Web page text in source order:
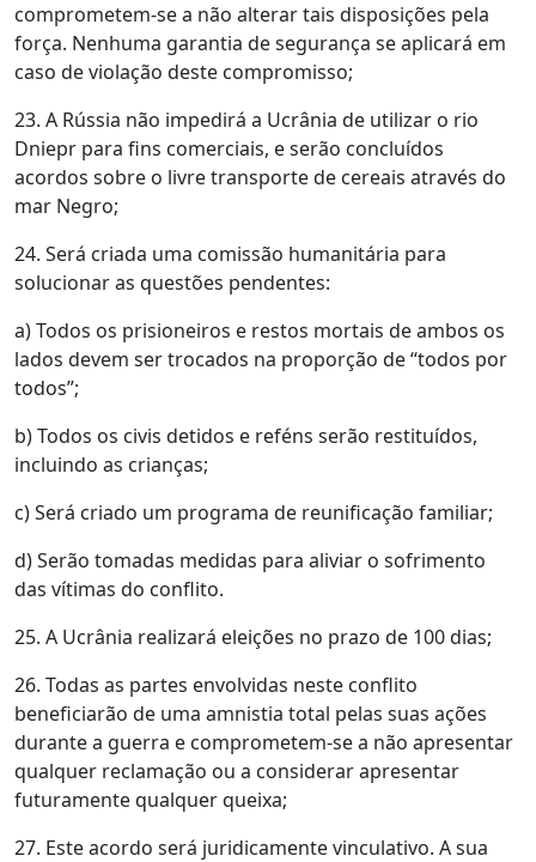
comprometem-se a não alterar tais disposições pela
força. Nenhuma garantia de segurança se aplicará em
caso de violação deste compromisso;
23. A Rússia não impedirá a Ucrânia de utilizar o rio
Dniepr para fins comerciais, e serão concluídos
acordos sobre o livre transporte de cereais através do
mar Negro;
24. Será criada uma comissão humanitária para
solucionar as questões pendentes:
a) Todos os prisioneiros e restos mortais de ambos os
lados devem ser trocados na proporção de “todos por
todos”;
b) Todos os civis detidos e reféns serão restituídos,
incluindo as crianças;
c) Será criado um programa de reunificação familiar;
d) Serão tomadas medidas para aliviar o sofrimento
das vítimas do conflito.
25. A Ucrânia realizará eleições no prazo de 100 dias;
26. Todas as partes envolvidas neste conflito
beneficiarão de uma amnistia total pelas suas ações
durante a guerra e comprometem-se a não apresentar
qualquer reclamação ou a considerar apresentar
futuramente qualquer queixa;
27. Este acordo será juridicamente vinculativo. A sua